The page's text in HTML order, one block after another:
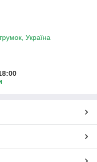
Україна